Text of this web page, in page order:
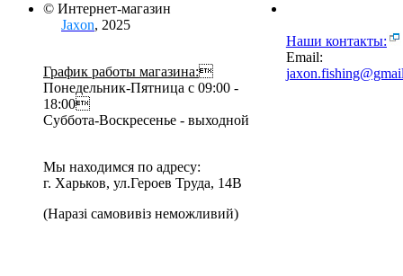
© Интернет-магазин
Jaxon, 2025
График работы магазина:
Понедельник-Пятница с 09:00 -
18:00
Суббота-Воскресенье - выходной
Мы находимся по адресу:
г. Харьков, ул.Героев Труда, 14В
(Наразі самовивіз неможливий)
Наши контакты:
Email: